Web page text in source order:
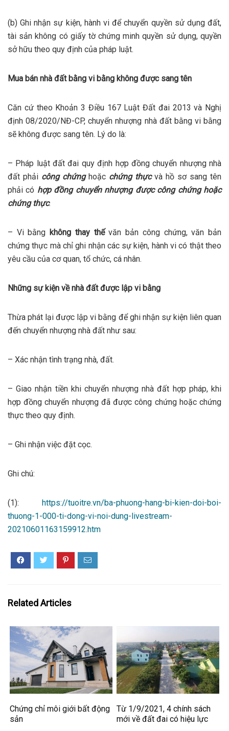
(b) Ghi nhận sự kiện, hành vi để chuyển quyền sử dụng đất,
tài sản không có giấy tờ chứng minh quyền sử dụng, quyền
sở hữu theo quy định của pháp luật.
Mua bán nhà đất bằng vi bằng không được sang tên
Căn cứ theo Khoản 3 Điều 167 Luật Đất đai 2013 và Nghị
định 08/2020/NĐ-CP, chuyển nhượng nhà đất bằng vi bằng
sẽ không được sang tên. Lý do là:
– Pháp luật đất đai quy định hợp đồng chuyển nhượng nhà
đất phải công chứnghoặc chứng thựcvà hồ sơ sang tên
phải có hợp đồng chuyển nhượng được công chứng hoặc
chứng thực.
– Vi bằng không thay thếvăn bản công chứng, văn bản
chứng thực mà chỉ ghi nhận các sự kiện, hành vi có thật theo
yêu cầu của cơ quan, tổ chức, cá nhân.
Những sự kiện về nhà đất được lập vi bằng
Thừa phát lại được lập vi bằng để ghi nhận sự kiện liên quan
đến chuyển nhượng nhà đất như sau:
– Xác nhận tình trạng nhà, đất.
– Giao nhận tiền khi chuyển nhượng nhà đất hợp pháp, khi
hợp đồng chuyển nhượng đã được công chứng hoặc chứng
thực theo quy định.
– Ghi nhận việc đặt cọc.
Ghi chú:
(1): https://tuoitre.vn/ba-phuong-hang-bi-kien-doi-boi-
thuong-1-000-ti-dong-vi-noi-dung-livestream-
20210601163159912.htm
Related Articles
Chứng chỉ môi giới bất động
sản
Từ 1/9/2021, 4 chính sách
mới về đất đai có hiệu lực